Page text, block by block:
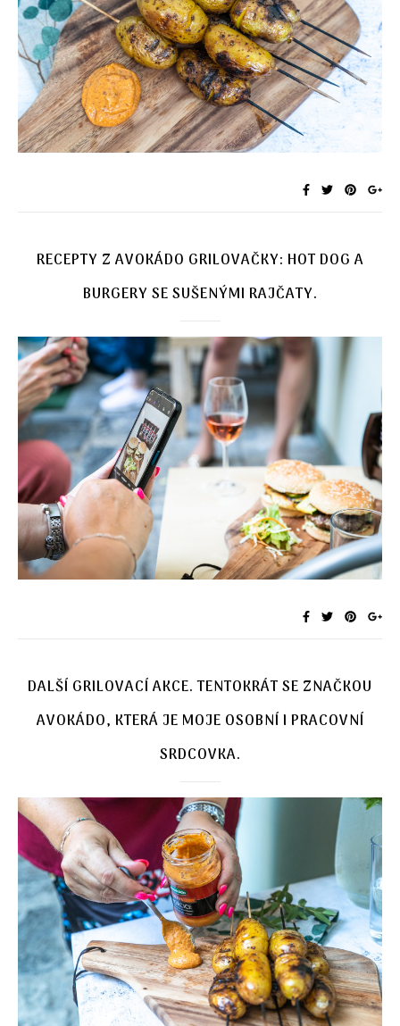
RECEPTY Z AVOKÁDO GRILOVAČKY: HOT DOG A
BURGERY SE SUŠENÝMI RAJČATY.
DALŠÍ GRILOVACÍ AKCE. TENTOKRÁT SE ZNAČKOU
AVOKÁDO, KTERÁ JE MOJE OSOBNÍ I PRACOVNÍ
SRDCOVKA.